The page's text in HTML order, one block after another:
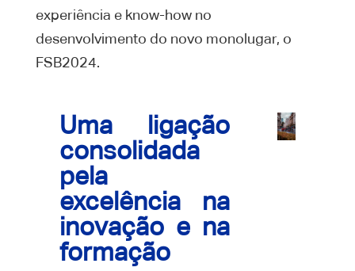
experiência e know-how no
desenvolvimento do novo monolugar, o
FSB2024.
Uma ligação
consolidada
pela
excelência na
inovação e na
formação